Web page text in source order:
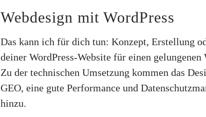
Webdesign mit WordPress
Das kann ich für dich tun: Konzept, Erstellung
deiner WordPress-Website für einen
Zu der technischen Umsetzung kommen das
GEO, eine gute Performance und
hinzu.